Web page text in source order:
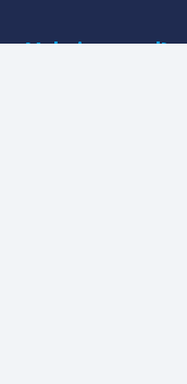
Volg je ons al?